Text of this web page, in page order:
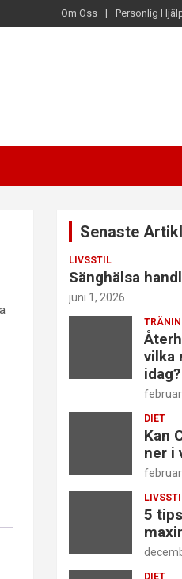
Om Oss Personlig
Senaste
LIVSSTIL
Sänghälsa
juni 1, 2026
vilka
idag?
DIET
Kan
ner i
5